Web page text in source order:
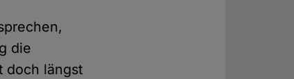
die
doch längst